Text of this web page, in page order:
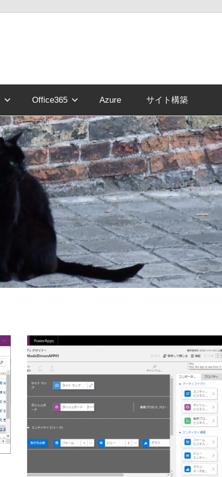
Office365 Azure サイト構築